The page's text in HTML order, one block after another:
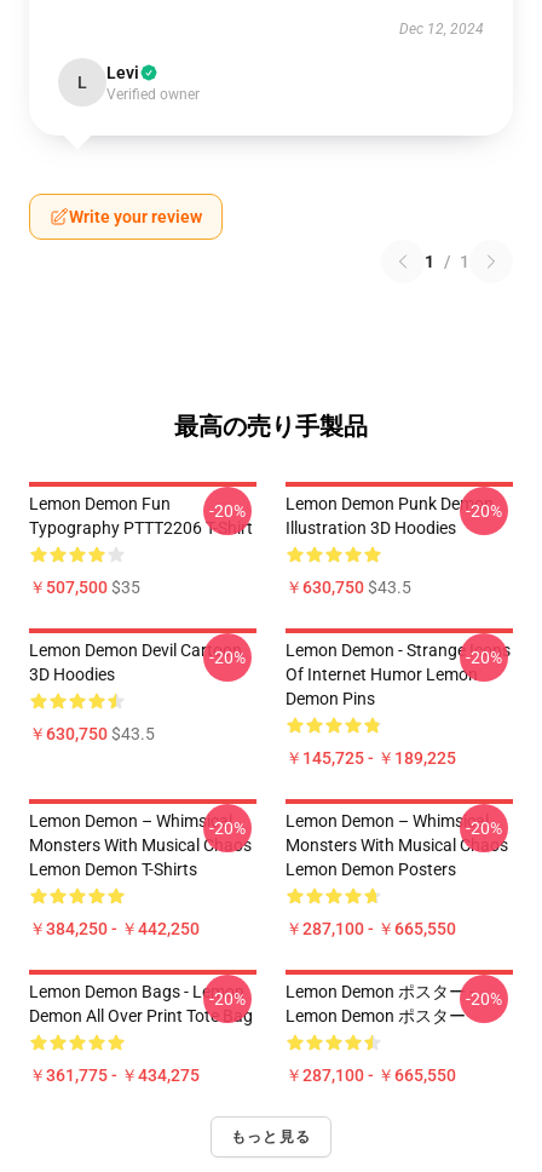
Dec 12, 2024
L Levi
Verified owner
Write your review
1 / 1
最高の売り手製品
Lemon Demon Fun
Typography PTTT2206 T-Shirt
￥507,500$35
-20%
Lemon Demon Punk Demon
Illustration 3D Hoodies
￥630,750$43.5
-20%
Lemon Demon Devil Cartoon
3D Hoodies
￥630,750$43.5
-20%
Lemon Demon - Strange Icons
Of Internet Humor Lemon
Demon Pins
￥145,725 - ￥189,225
-20%
Lemon Demon – Whimsical
Monsters With Musical Chaos
Lemon Demon T-Shirts
￥384,250 - ￥442,250
-20%
Lemon Demon – Whimsical
Monsters With Musical Chaos
Lemon Demon Posters
￥287,100 - ￥665,550
-20%
Lemon Demon Bags - Lemon
Demon All Over Print Tote Bag
￥361,775 - ￥434,275
-20%
Lemon Demon ポスター -
Lemon Demon ポスター
￥287,100 - ￥665,550
-20%
もっと見る